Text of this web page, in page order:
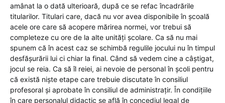
amânat la o dată ulterioară, după ce se refac încadrările
titularilor. Titulari care, dacă nu vor avea disponibile în școală
acele ore care să acopere mărirea normei, vor trebui să
completeze cu ore de la alte unități școlare. Ca să nu mai
spunem că în acest caz se schimbă regulile jocului nu în timpul
desfășurării lui ci chiar la final. Când să vedem cine a câștigat,
jocul se reia. Ca să îl reiei, ai nevoie de personal în școli pentru
că există niște etape care trebuie discutate în consiliul
profesoral și aprobate în consiliul de administrațir. În condițiile
în care personalul didactic se află în concediul legal de